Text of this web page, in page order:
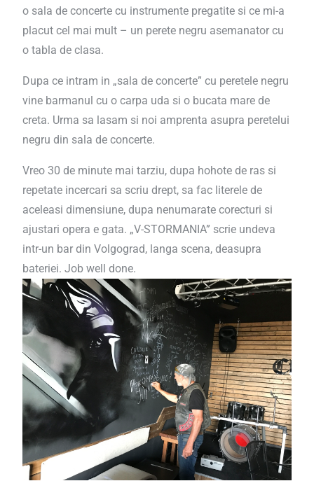
o sala de concerte cu instrumente pregatite si ce mi-a
placut cel mai mult – un perete negru asemanator cu
o tabla de clasa.
Dupa ce intram in „sala de concerte” cu peretele negru
vine barmanul cu o carpa uda si o bucata mare de
creta. Urma sa lasam si noi amprenta asupra peretelui
negru din sala de concerte.
Vreo 30 de minute mai tarziu, dupa hohote de ras si
repetate incercari sa scriu drept, sa fac literele de
aceleasi dimensiune, dupa nenumarate corecturi si
ajustari opera e gata. „V-STORMANIA” scrie undeva
intr-un bar din Volgograd, langa scena, deasupra
bateriei. Job well done.